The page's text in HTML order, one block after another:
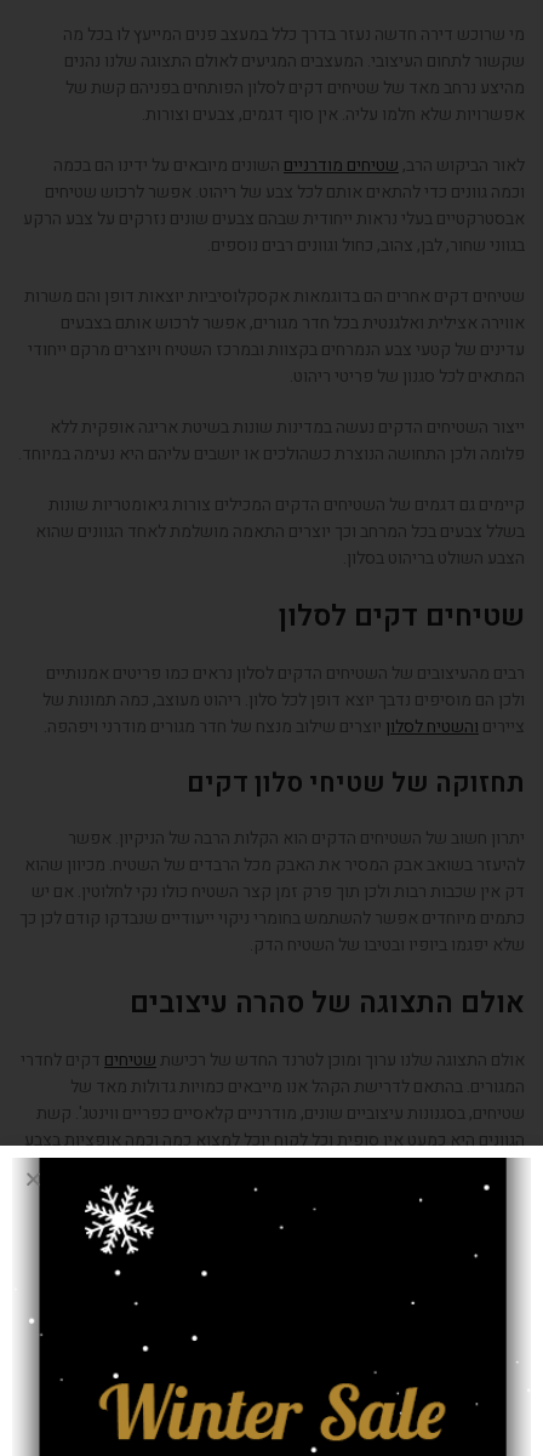
מי שרוכש דירה חדשה נעזר בדרך כלל במעצב פנים המייעץ לו בכל מה
שקשור לתחום העיצובי. המעצבים המגיעים לאולם התצוגה שלנו נהנים
מהיצע נרחב מאד של שטיחים דקים לסלון הפותחים בפניהם קשת של
אפשרויות שלא חלמו עליה. אין סוף דגמים, צבעים וצורות.
לאור הביקוש הרב, שטיחים מודרניים השונים מיובאים על ידינו הם בכמה
וכמה גוונים כדי להתאים אותם לכל צבע של ריהוט. אפשר לרכוש שטיחים
אבסטרקטיים בעלי נראות ייחודית שבהם צבעים שונים נזרקים על צבע הרקע
בגווני שחור, לבן, צהוב, כחול וגוונים רבים נוספים.
שטיחים דקים אחרים הם בדוגמאות אקסקלוסיביות יוצאות דופן והם משרות
אווירה אצילית ואלגנטית בכל חדר מגורים, אפשר לרכוש אותם בצבעים
עדינים של קטעי צבע הנמרחים בקצוות ובמרכז השטיח ויוצרים מרקם ייחודי
המתאים לכל סגנון של פריטי ריהוט.
ייצור השטיחים הדקים נעשה במדינות שונות בשיטת אריגה אופקית ללא
פלומה ולכן התחושה הנוצרת כשהולכים או יושבים עליהם היא נעימה במיוחד.
קיימים גם דגמים של השטיחים הדקים המכילים צורות גיאומטריות שונות
בשלל צבעים בכל המרחב וכך יוצרים התאמה מושלמת לאחד הגוונים שהוא
הצבע השולט בריהוט בסלון.
שטיחים דקים לסלון
רבים מהעיצובים של השטיחים הדקים לסלון נראים כמו פריטים אמנותיים
ולכן הם מוסיפים נדבך יוצא דופן לכל סלון. ריהוט מעוצב, כמה תמונות של
ציירים והשטיח לסלון יוצרים שילוב מנצח של חדר מגורים מודרני ויפהפה.
תחזוקה של שטיחי סלון דקים
יתרון חשוב של השטיחים הדקים הוא הקלות הרבה של הניקיון. אפשר
להיעזר בשואב אבק המסיר את האבק מכל הרבדים של השטיח. מכיוון שהוא
דק אין שכבות רבות ולכן תוך פרק זמן קצר השטיח כולו נקי לחלוטין. אם יש
כתמים מיוחדים אפשר להשתמש בחומרי ניקוי ייעודיים שנבדקו קודם לכן כך
שלא יפגמו ביופיו ובטיבו של השטיח הדק.
אולם התצוגה של סהרה עיצובים
אולם התצוגה שלנו ערוך ומוכן לטרנד החדש של רכישתשטיחים דקים לחדרי
המגורים. בהתאם לדרישת הקהל אנו מייבאים כמויות גדולות מאד של
שטיחים, בסגנונות עיצוביים שונים, מודרניים קלאסיים כפריים ווינטג'. קשת
הגוונים היא כמעט אין סופית וכל לקוח יוכל למצוא כמה וכמה אופציות בצבע
המוביל שאותו הוא מחפש כדי להתאים את השטיח הדק לריהוט, לווילון
ולאקססוריז הקיימים או מתוכננים להימצא בסלון.
נציגי המכירות המיומנים שלנו משוחחים עם כל לקוח ומעצב פנים ובהתאם
לדרישות הם מציעים אופציות המשתלבות עם הגוונים המבוקשים. הם עוברים
יחד על הדגמים הקיימים ואלו שאמורים להגיע ארצה עד שהם מוצאים את
נשמח לייעץ גם לכם כדי שתבצעו את הרכישה המושלמת שתהפוך את סלון
ביתכם ליחיד במינו לרווחת בני הבית והאורחים.